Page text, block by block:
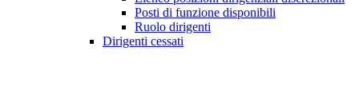
Posti di funzione disponibili
Ruolo dirigenti
Dirigenti cessati